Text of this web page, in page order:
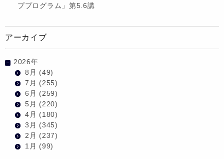
ププログラム」第5.6講
アーカイブ
2026年
8月 (49)
7月 (255)
6月 (259)
5月 (220)
4月 (180)
3月 (345)
2月 (237)
1月 (99)